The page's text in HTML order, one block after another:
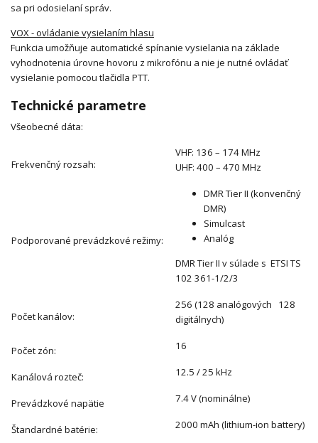
sa pri odosielaní správ.
VOX - ovládanie vysielaním hlasu
Funkcia umožňuje automatické spínanie vysielania na základe
vyhodnotenia úrovne hovoru z mikrofónu a nie je nutné ovládať
vysielanie pomocou tlačidla PTT.
Technické parametre
Všeobecné dáta:
Frekvenčný rozsah:
VHF: 136 – 174 MHz
UHF: 400 – 470 MHz
Podporované prevádzkové režimy:
DMR Tier II (konvenčný
DMR)
Simulcast
Analóg
DMR Tier II v súlade s ETSI TS
102 361-1/2/3
Počet kanálov:
256 (128 analógových 128
digitálnych)
Počet zón: 16
Kanálová rozteč: 12.5 / 25 kHz
Prevádzkové napätie 7.4 V (nominálne)
Štandardné batérie: 2000 mAh (lithium-ion battery)